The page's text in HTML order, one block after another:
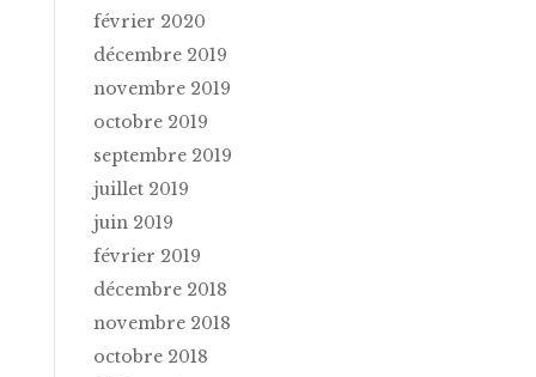
février 2020
décembre 2019
novembre 2019
octobre 2019
septembre 2019
juillet 2019
juin 2019
février 2019
décembre 2018
novembre 2018
octobre 2018